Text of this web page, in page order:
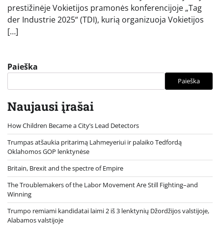
prestižinėje Vokietijos pramonės konferencijoje „Tag
der Industrie 2025“ (TDI), kurią organizuoja Vokietijos
[…]
Paieška
Paieška
Naujausi įrašai
How Children Became a City’s Lead Detectors
Trumpas atšaukia pritarimą Lahmeyeriui ir palaiko Tedfordą
Oklahomos GOP lenktynėse
Britain, Brexit and the spectre of Empire
The Troublemakers of the Labor Movement Are Still Fighting–and
Winning
Trumpo remiami kandidatai laimi 2 iš 3 lenktynių Džordžijos valstijoje,
Alabamos valstijoje